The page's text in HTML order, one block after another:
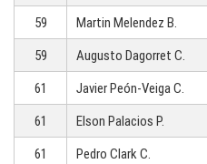
59
Martin Melendez B.
59
Augusto Dagorret C.
61
Javier Peón-Veiga C.
61
Elson Palacios P.
61
Pedro Clark C.